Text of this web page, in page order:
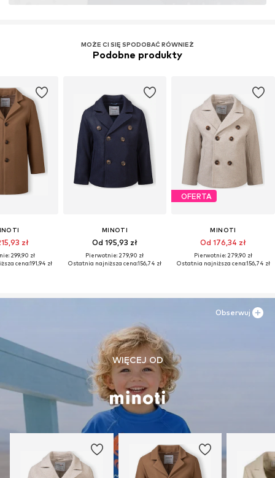
MOŻE CI SIĘ SPODOBAĆ RÓWNIEŻ
Podobne produkty
zł
299,90 zł
cena:191,94 zł
MINOTI
Od 195,93 zł
Pierwotnie: 279,90 zł
Ostatnia najniższa cena:156,74 zł
OFERTA
MINOTI
Od 176,34 zł
Pierwotnie: 279,90 zł
Ostatnia najniższa cena:156,74 zł
WIĘCEJ OD
Obserwuj